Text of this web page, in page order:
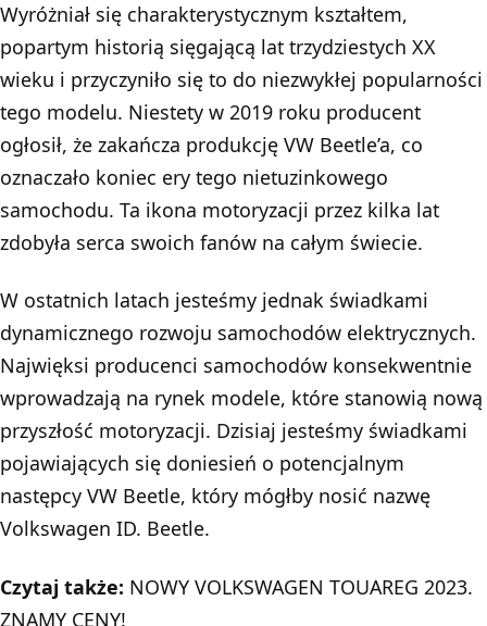
Wyróżniał się charakterystycznym kształtem,
popartym historią sięgającą lat trzydziestych XX
wieku i przyczyniło się to do niezwykłej popularności
tego modelu. Niestety w 2019 roku producent
ogłosił, że zakańcza produkcję VW Beetle’a, co
oznaczało koniec ery tego nietuzinkowego
samochodu. Ta ikona motoryzacji przez kilka lat
zdobyła serca swoich fanów na całym świecie.
W ostatnich latach jesteśmy jednak świadkami
dynamicznego rozwoju samochodów elektrycznych.
Najwięksi producenci samochodów konsekwentnie
wprowadzają na rynek modele, które stanowią nową
przyszłość motoryzacji. Dzisiaj jesteśmy świadkami
pojawiających się doniesień o potencjalnym
następcy VW Beetle, który mógłby nosić nazwę
Volkswagen ID. Beetle.
Czytaj także: NOWY VOLKSWAGEN TOUAREG 2023.
ZNAMY CENY!